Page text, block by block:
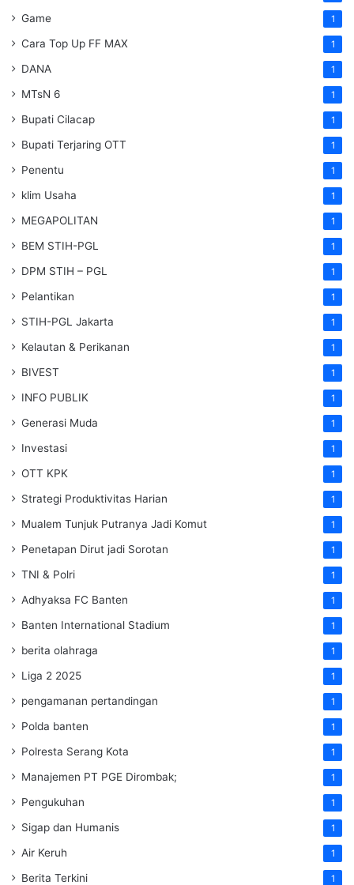
Game 1
Cara Top Up FF MAX 1
DANA 1
MTsN 6 1
Bupati Cilacap 1
Bupati Terjaring OTT 1
Penentu 1
klim Usaha 1
MEGAPOLITAN 1
BEM STIH-PGL 1
DPM STIH – PGL 1
Pelantikan 1
STIH-PGL Jakarta 1
Kelautan & Perikanan 1
BIVEST 1
INFO PUBLIK 1
Generasi Muda 1
Investasi 1
OTT KPK 1
Strategi Produktivitas Harian 1
Mualem Tunjuk Putranya Jadi Komut 1
Penetapan Dirut jadi Sorotan 1
TNI & Polri 1
Adhyaksa FC Banten 1
Banten International Stadium 1
berita olahraga 1
Liga 2 2025 1
pengamanan pertandingan 1
Polda banten 1
Polresta Serang Kota 1
Manajemen PT PGE Dirombak; 1
Pengukuhan 1
Sigap dan Humanis 1
Air Keruh 1
Berita Terkini 1